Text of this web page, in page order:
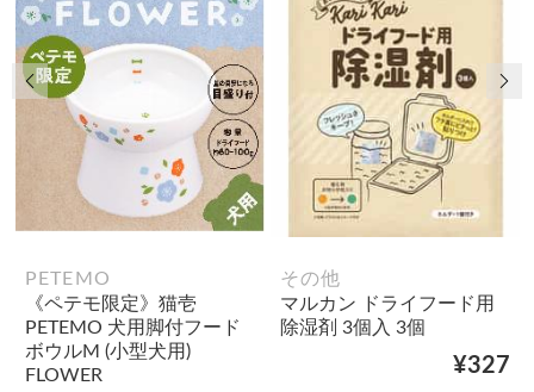
PETEMO
《ペテモ限定》猫壱
PETEMO 犬用脚付フード
ボウルM (小型犬用)
FLOWER
その他
マルカン ドライフード用
除湿剤 3個入 3個
¥327
前の画像 次